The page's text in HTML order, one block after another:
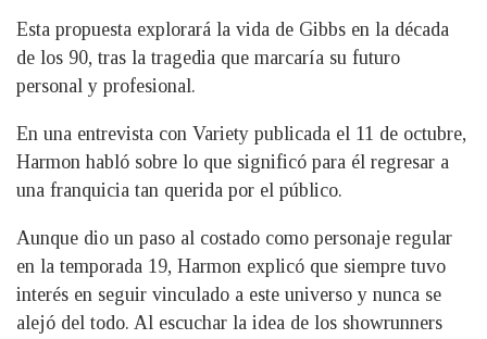
Esta propuesta explorará la vida de Gibbs en la década
de los 90, tras la tragedia que marcaría su futuro
personal y profesional.
En una entrevista con Variety publicada el 11 de octubre,
Harmon habló sobre lo que significó para él regresar a
una franquicia tan querida por el público.
Aunque dio un paso al costado como personaje regular
en la temporada 19, Harmon explicó que siempre tuvo
interés en seguir vinculado a este universo y nunca se
alejó del todo. Al escuchar la idea de los showrunners